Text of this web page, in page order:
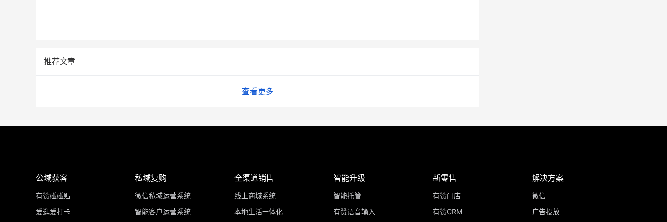
推荐文章
查看更多
公域获客
有赞碰碰贴
爱逛爱打卡
私域复购
微信私域运营系统
智能客户运营系统
全渠道销售
线上商城系统
本地生活一体化
智能升级
智能托管
有赞语音输入
新零售
有赞门店
有赞CRM
解决方案
微信
广告投放